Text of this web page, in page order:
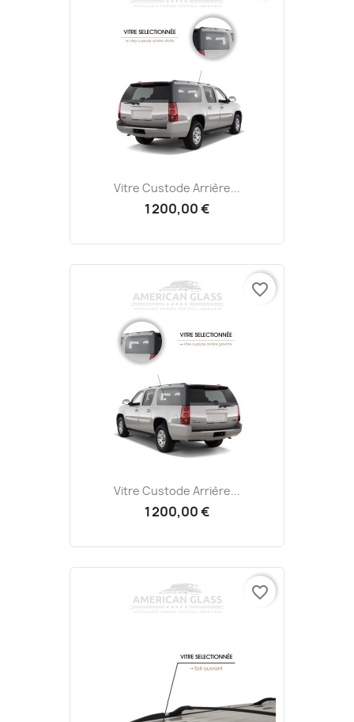
Vitre Custode Arrière...
1 200,00 €
Vitre Custode Arrière...
1 200,00 €
favorite_border
favorite_border